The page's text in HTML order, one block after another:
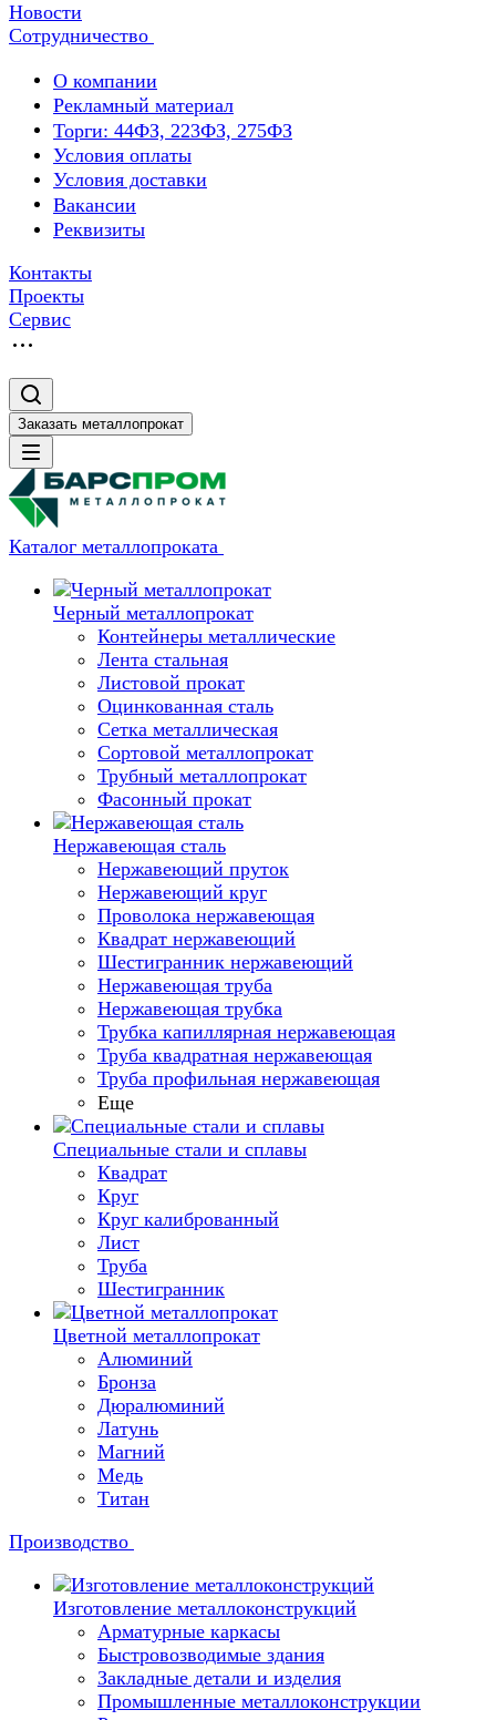
Новости
Сотрудничество
О компании
Рекламный материал
Торги: 44ФЗ, 223ФЗ, 275ФЗ
Условия оплаты
Условия доставки
Вакансии
Реквизиты
Контакты
Проекты
Сервис
Заказать металлопрокат
Каталог металлопроката
Черный металлопрокат
Контейнеры металлические
Лента стальная
Листовой прокат
Оцинкованная сталь
Сетка металлическая
Сортовой металлопрокат
Трубный металлопрокат
Фасонный прокат
Нержавеющая сталь
Нержавеющий пруток
Нержавеющий круг
Проволока нержавеющая
Квадрат нержавеющий
Шестигранник нержавеющий
Нержавеющая труба
Нержавеющая трубка
Трубка капиллярная нержавеющая
Труба квадратная нержавеющая
Труба профильная нержавеющая
Еще
Специальные стали и сплавы
Квадрат
Круг
Круг калиброванный
Лист
Труба
Шестигранник
Цветной металлопрокат
Алюминий
Бронза
Дюралюминий
Латунь
Магний
Медь
Титан
Производство
Изготовление металлоконструкций
Арматурные каркасы
Быстровозводимые здания
Закладные детали и изделия
Промышленные металлоконструкции